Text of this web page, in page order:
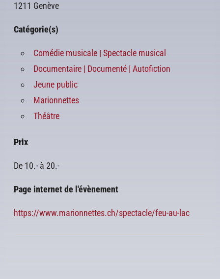
1211 Genève
Catégorie(s)
Comédie musicale | Spectacle musical
Documentaire | Documenté | Autofiction
Jeune public
Marionnettes
Théâtre
Prix
De 10.- à 20.-
Page internet de l'évènement
https://www.marionnettes.ch/spectacle/feu-au-lac